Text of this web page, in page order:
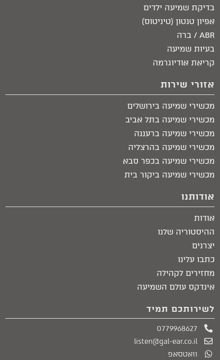
בדיקת שמיעה ילדים
אפיון טנטון (טיניטוס)
ABR / ברה
בעיות שמיעה
קריאת אודיוגרמה
אזורי שירות
מכשירי שמיעה בירושלים​
מכשירי שמיעה בתל אביב​
מכשירי שמיעה ברעננה
מכשירי שמיעה בהרצליה
מכשירי שמיעה בכפר סבא
מכשירי שמיעה ביקור בית​
אודותנו
אודות
ההיסטוריה שלנו
יצרנים
כתבו עלינו
מחזירים לקהילה
אינדקס עולם השמיעה
לשירותכם תמיד
0779968627
listen@gal-ear.co.il
וואטסאפ